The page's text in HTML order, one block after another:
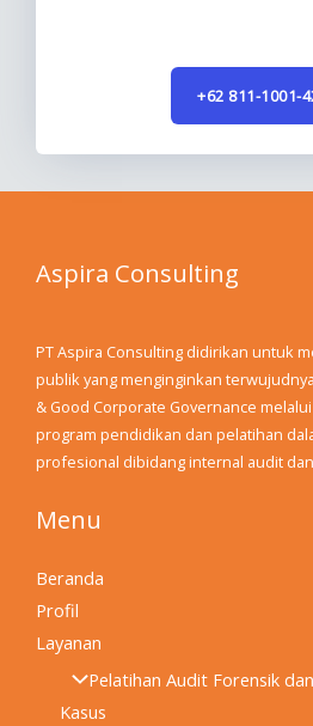
+62 811-1001-
Aspira Consulting
PT Aspira Consulting didirikan untuk
publik yang menginginkan
& Good Corporate Governance
program pendidikan dan pelatihan
profesional dibidang internal audit
Menu
Beranda
Profil
Layanan
Pelatihan Audit Forensik
Kasus